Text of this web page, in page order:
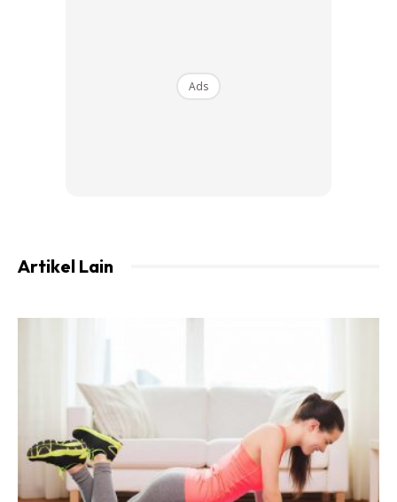
Ads
Artikel Lain